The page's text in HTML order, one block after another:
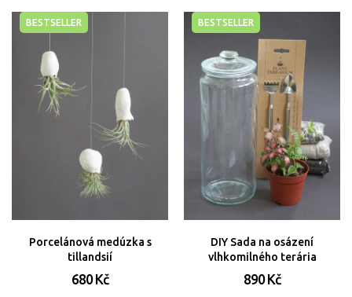
BESTSELLER
Porcelánová medúzka s
tillandsií
680 Kč
BESTSELLER
DIY Sada na osázení
vlhkomilného terária
890 Kč